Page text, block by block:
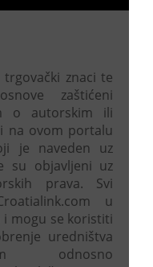
trgovački znaci te
zaštićeni
o autorskim ili
na ovom portalu
je naveden uz
su objavljeni uz
prava. Svi
u
mogu se koristiti
uredništva
odnosno